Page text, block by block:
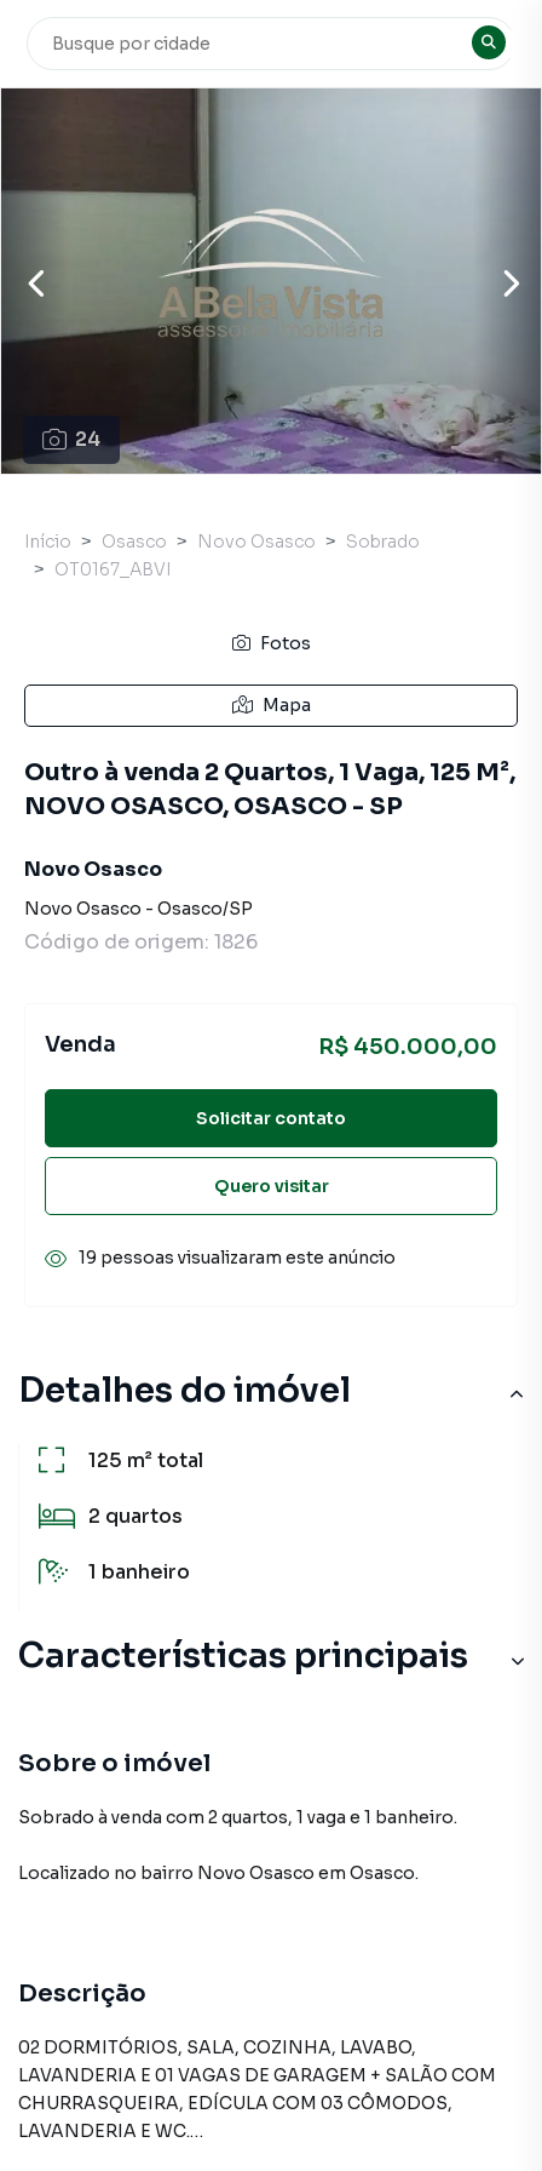
24
Detalhes do imóvel
125 m²total
2 quartos
1 banheiro
Características principais
Sobre o imóvel
Sobrado à venda com 2 quartos, 1 vaga e 1 banheiro.
Localizado no bairro Novo Osasco em Osasco.
Descrição
02 DORMITÓRIOS, SALA, COZINHA, LAVABO,
LAVANDERIA E 01 VAGAS DE GARAGEM + SALÃO COM
CHURRASQUEIRA, EDÍCULA COM 03 CÔMODOS,
LAVANDERIA E WC.
Início Osasco Novo Osasco
Sobrado
OT0167_ABVI
Fotos
Mapa
Outro à venda 2 Quartos, 1 Vaga, 125 M²,
NOVO OSASCO, OSASCO - SP
Novo Osasco
Novo Osasco - Osasco/SP
Código de origem: 1826
Venda R$ 450.000,00
Solicitar contato
Quero visitar
19 pessoas visualizaram este anúncio